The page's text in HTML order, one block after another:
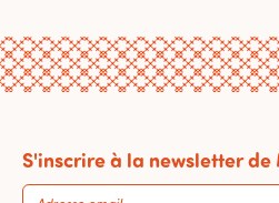
S'inscrire à la newsletter